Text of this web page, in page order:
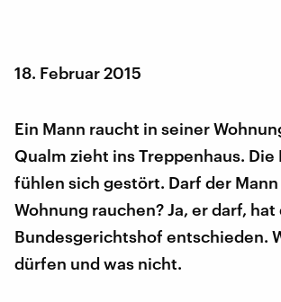
18. Februar 2015
Ein Mann raucht in seiner
Qualm zieht ins Treppenhaus. Die
fühlen sich gestört. Darf der
Wohnung rauchen? Ja, er darf, hat
Bundesgerichtshof entschieden.
dürfen und was nicht.